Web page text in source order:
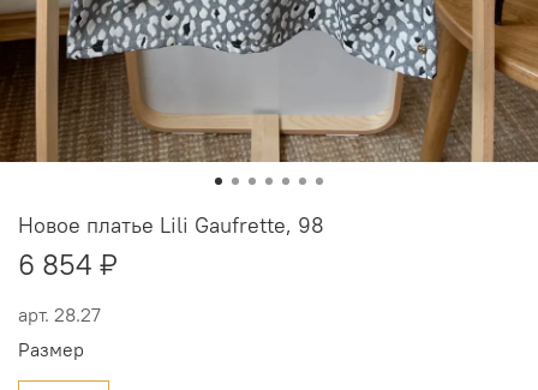
арт. 28.27
Новое платье Lili Gaufrette, 98
6 854 ₽
Размер